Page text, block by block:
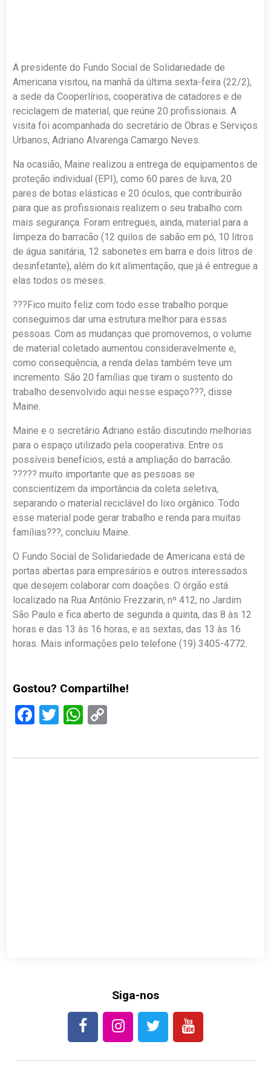
A presidente do Fundo Social de Solidariedade de
Americana visitou, na manhã da última sexta-feira (22/2),
a sede da Cooperlírios, cooperativa de catadores e de
reciclagem de material, que reúne 20 profissionais. A
visita foi acompanhada do secretário de Obras e Serviços
Urbanos, Adriano Alvarenga Camargo Neves.
Na ocasião, Maine realizou a entrega de equipamentos de
proteção individual (EPI), como 60 pares de luva, 20
pares de botas elásticas e 20 óculos, que contribuirão
para que as profissionais realizem o seu trabalho com
mais segurança. Foram entregues, ainda, material para a
limpeza do barracão (12 quilos de sabão em pó, 10 litros
de água sanitária, 12 sabonetes em barra e dois litros de
desinfetante), além do kit alimentação, que já é entregue a
elas todos os meses.
???Fico muito feliz com todo esse trabalho porque
conseguimos dar uma estrutura melhor para essas
pessoas. Com as mudanças que promovemos, o volume
de material coletado aumentou consideravelmente e,
como consequência, a renda delas também teve um
incremento. São 20 famílias que tiram o sustento do
trabalho desenvolvido aqui nesse espaço???, disse
Maine.
Maine e o secretário Adriano estão discutindo melhorias
para o espaço utilizado pela cooperativa. Entre os
possíveis benefícios, está a ampliação do barracão.
????? muito importante que as pessoas se
conscientizem da importância da coleta seletiva,
separando o material reciclável do lixo orgânico. Todo
esse material pode gerar trabalho e renda para muitas
famílias???, concluiu Maine.
O Fundo Social de Solidariedade de Americana está de
portas abertas para empresários e outros interessados
que desejem colaborar com doações. O órgão está
localizado na Rua Antônio Frezzarin, nº 412, no Jardim
São Paulo e fica aberto de segunda a quinta, das 8 às 12
horas e das 13 às 16 horas, e as sextas, das 13 às 16
horas. Mais informações pelo telefone (19) 3405-4772.
Gostou? Compartilhe!
Facebook
TwitterWhatsApp
Siga-nos